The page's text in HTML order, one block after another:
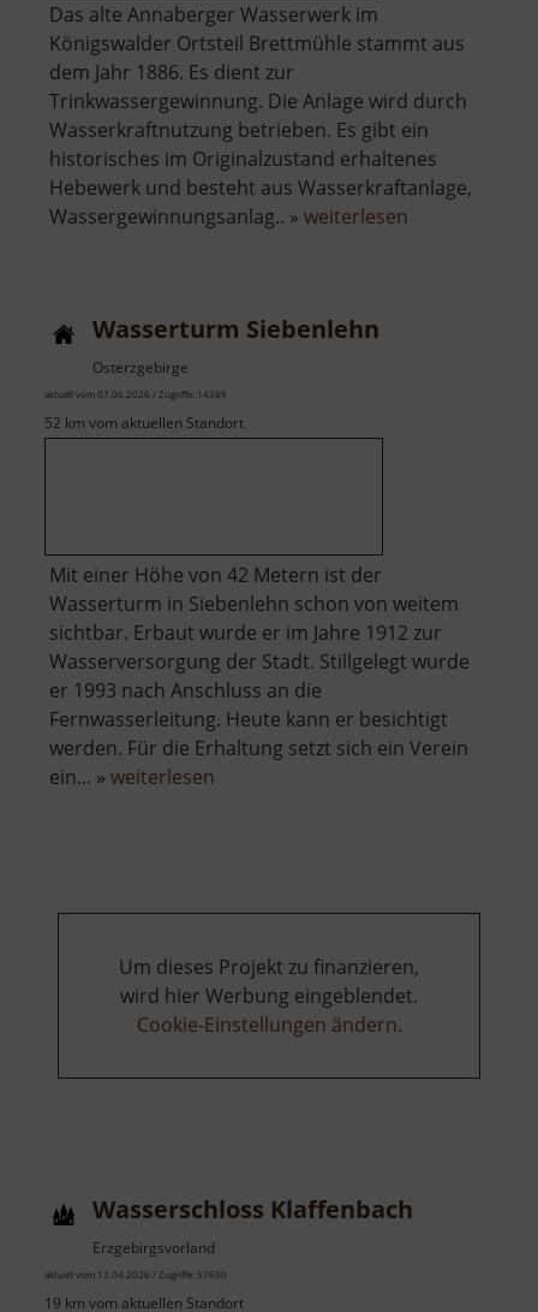
Das alte Annaberger Wasserwerk im
Königswalder Ortsteil Brettmühle stammt aus
dem Jahr 1886. Es dient zur
Trinkwassergewinnung. Die Anlage wird durch
Wasserkraftnutzung betrieben. Es gibt ein
historisches im Originalzustand erhaltenes
Hebewerk und besteht aus Wasserkraftanlage,
Wassergewinnungsanlag.. » weiterlesen
Wasserturm Siebenlehn
Osterzgebirge
aktuell vom 07.06.2026 / Zugriffe: 14389
52 km vom aktuellen Standort
Mit einer Höhe von 42 Metern ist der
Wasserturm in Siebenlehn schon von weitem
sichtbar. Erbaut wurde er im Jahre 1912 zur
Wasserversorgung der Stadt. Stillgelegt wurde
er 1993 nach Anschluss an die
Fernwasserleitung. Heute kann er besichtigt
werden. Für die Erhaltung setzt sich ein Verein
ein... » weiterlesen
Um dieses Projekt zu finanzieren,
wird hier Werbung eingeblendet.
Cookie-Einstellungen ändern.
Wasserschloss Klaffenbach
Erzgebirgsvorland
aktuell vom 12.04.2026 / Zugriffe: 57690
19 km vom aktuellen Standort